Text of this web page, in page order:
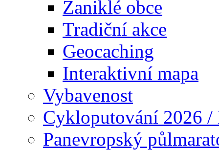
Zaniklé obce
Tradiční akce
Geocaching
Interaktivní mapa
Vybavenost
Cykloputování 2026 /
Panevropský